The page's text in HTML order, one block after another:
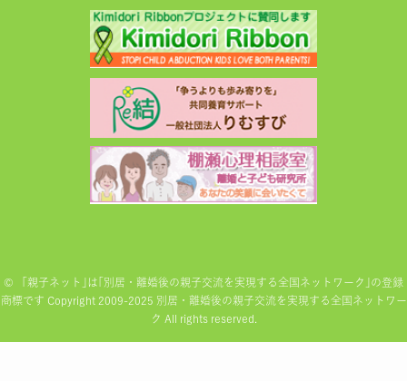
© 「親子ネット｣は｢別居・離婚後の親子交流を実現する全国ネットワーク｣の登録
商標です Copyright 2009-2025 別居・離婚後の親子交流を実現する全国ネットワー
ク All rights reserved.